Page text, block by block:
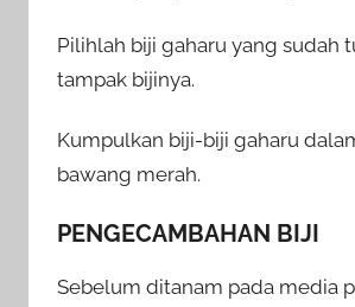
Pilihlah biji gaharu yang sudah
tampak bijinya.
Kumpulkan biji-biji gaharu
bawang merah.
PENGECAMBAHAN BIJI
Sebelum ditanam pada media